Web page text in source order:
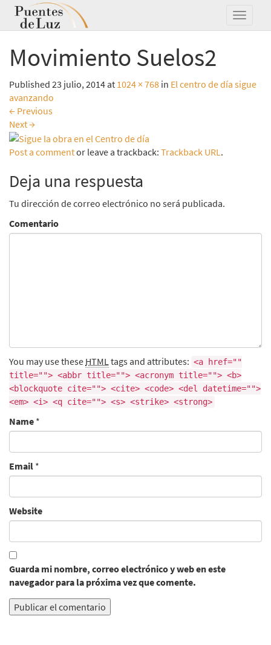
Movimiento Suelos2
Published 23 julio, 2014at 1024 × 768 in El centro de día sigue
avanzando
← Previous
Next→
Post a commentor leave a trackback: Trackback URL.
Deja una respuesta
Tu dirección de correo electrónico no será publicada.
Comentario
You may use these HTMLtags and attributes: <a href=""
title=""> <abbr title=""> <acronym title=""> <b>
<blockquote cite=""> <cite> <code> <del datetime="">
<em> <i> <q cite=""> <s> <strike> <strong>
Name *
Email *
Website
Guarda mi nombre, correo electrónico y web en este
navegador para la próxima vez que comente.